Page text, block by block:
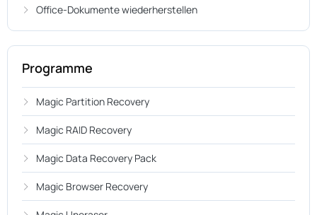
Office-Dokumente wiederherstellen
Programme
Magic Partition Recovery
Magic RAID Recovery
Magic Data Recovery Pack
Magic Browser Recovery